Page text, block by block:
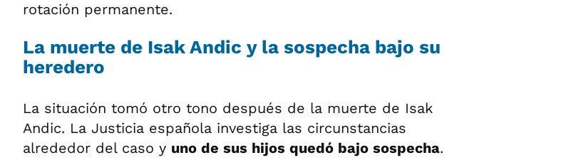
rotación permanente.
La muerte de Isak Andic y la sospecha bajo su
heredero
La situación tomó otro tono después de la muerte de Isak
Andic. La Justicia española investiga las circunstancias
alrededor del caso y uno de sus hijos quedó bajo sospecha.